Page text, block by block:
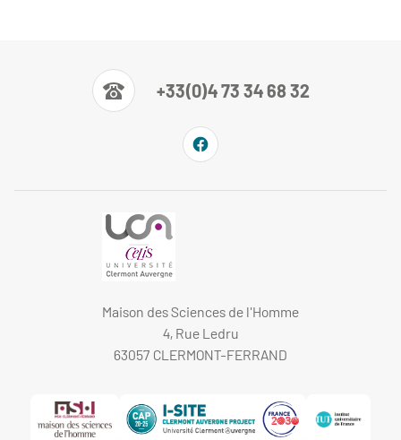
+33(0)4 73 34 68 32
Maison des Sciences de l'Homme
4, Rue Ledru
63057 CLERMONT-FERRAND